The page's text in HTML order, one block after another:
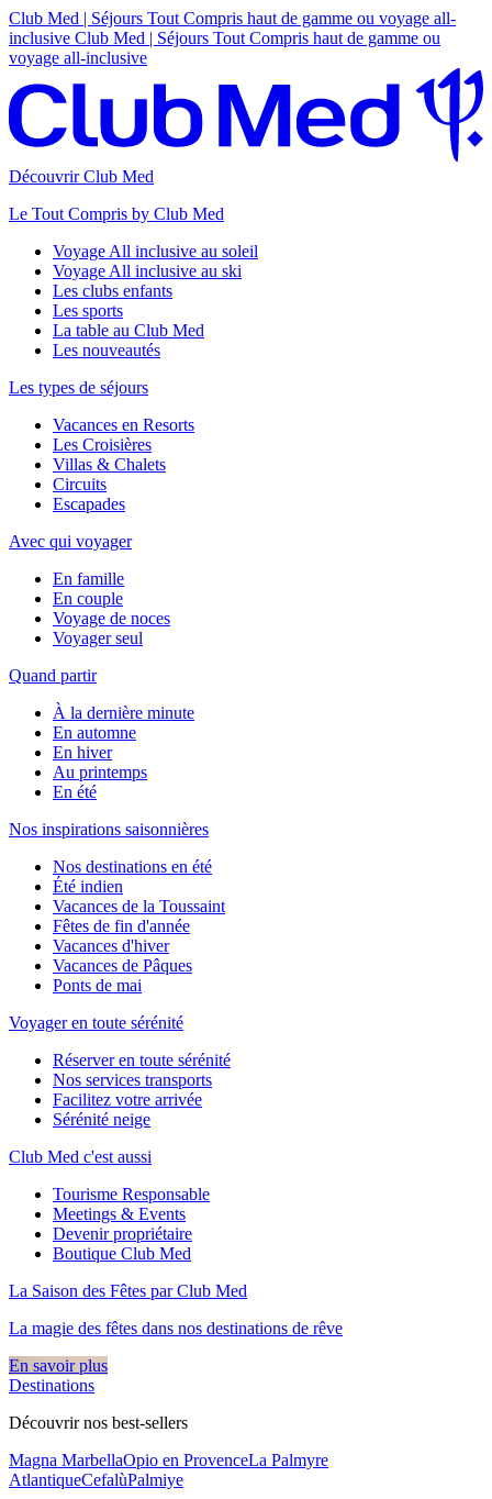
Club Med | Séjours Tout Compris haut de gamme ou voyage all-
inclusive Club Med | Séjours Tout Compris haut de gamme ou
voyage all-inclusive
Découvrir Club Med
Le Tout Compris by Club Med
Voyage All inclusive au soleil
Voyage All inclusive au ski
Les clubs enfants
Les sports
La table au Club Med
Les nouveautés
Les types de séjours
Vacances en Resorts
Les Croisières
Villas & Chalets
Circuits
Escapades
Avec qui voyager
En famille
En couple
Voyage de noces
Voyager seul
Quand partir
À la dernière minute
En automne
En hiver
Au printemps
En été
Nos inspirations saisonnières
Nos destinations en été
Été indien
Vacances de la Toussaint
Fêtes de fin d'année
Vacances d'hiver
Vacances de Pâques
Ponts de mai
Voyager en toute sérénité
Réserver en toute sérénité
Nos services transports
Facilitez votre arrivée
Sérénité neige
Club Med c'est aussi
Tourisme Responsable
Meetings & Events
Devenir propriétaire
Boutique Club Med
La Saison des Fêtes par Club Med
La magie des fêtes dans nos destinations de rêve​
En savoir plus
Destinations
Découvrir nos best-sellers
Magna MarbellaOpio en ProvenceLa Palmyre
AtlantiqueCefalùPalmiye